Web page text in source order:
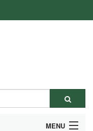
MENU